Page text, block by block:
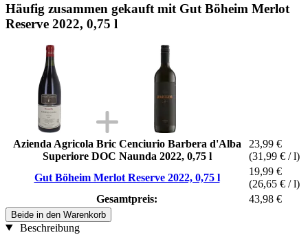
Häufig zusammen gekauft mit Gut Böheim Merlot
Reserve 2022, 0,75 l
Azienda Agricola Bric Cenciurio Barbera d'Alba
Superiore DOC Naunda 2022, 0,75 l
23,99 €
(31,99 € / l)
Gut Böheim Merlot Reserve 2022, 0,75 l
19,99 €
(26,65 € / l)
Gesamtpreis:
43,98 €
Beide in den Warenkorb
Beschreibung